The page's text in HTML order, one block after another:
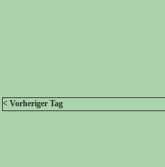
< Vorheriger Tag